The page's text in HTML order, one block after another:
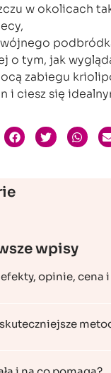
w okolicach
o tym, jak
zabiegu
i ciesz się
wpisy
opinie, cena